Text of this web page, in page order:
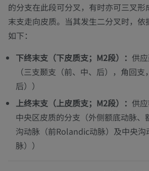
的分支在此段可分叉，有时亦可三叉
末支走向皮质。当其发生二分叉时，依
如下：
下终末支（下皮质支；M2段）： 供
（三支颞支（前、中、后），角回支
后））
上终末支（上皮质支；M2段）： 供
中央区皮质的分支（外侧额底动脉、
沟动脉（前Rolandic动脉）及中央
脉））